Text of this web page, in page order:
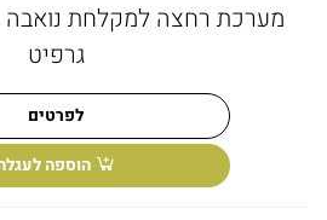
מערכת רחצה למקלחת
גרפיט
לפרטים
הוספה